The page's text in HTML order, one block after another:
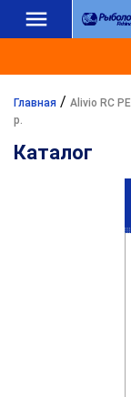
Главная / Alivio RC
р.
Каталог